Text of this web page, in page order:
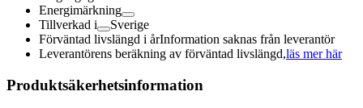
Energimärkning
Tillverkad i
Sverige
Förväntad livslängd i årInformation saknas från leverantör
Leverantörens beräkning av förväntad livslängd,läs mer här
Produktsäkerhetsinformation